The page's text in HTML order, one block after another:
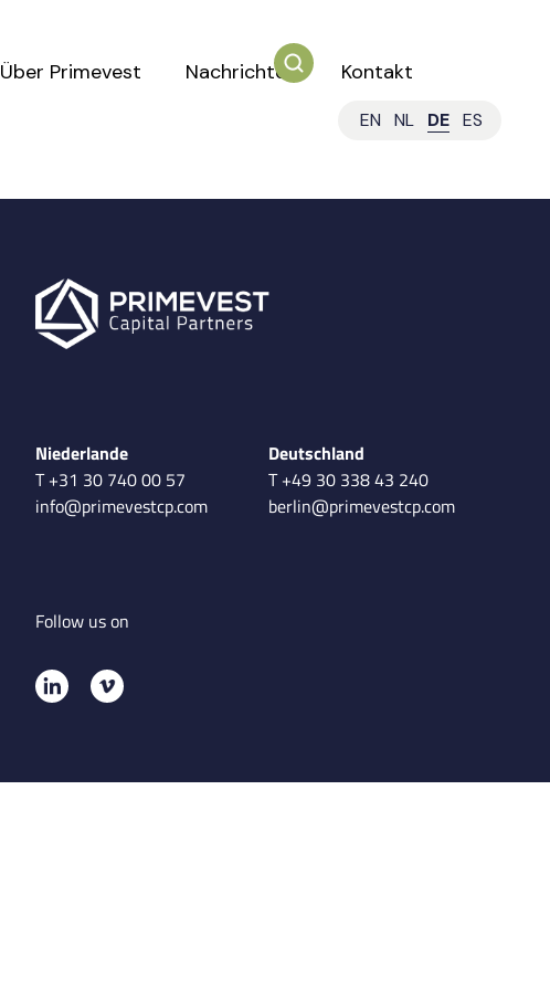
Über Primevest Nachrichten Kontakt
EN NL DE ES
Niederlande
T +31 30 740 00 57
info@primevestcp.com
Deutschland
T +49 30 338 43 240
berlin@primevestcp.com
Follow us on